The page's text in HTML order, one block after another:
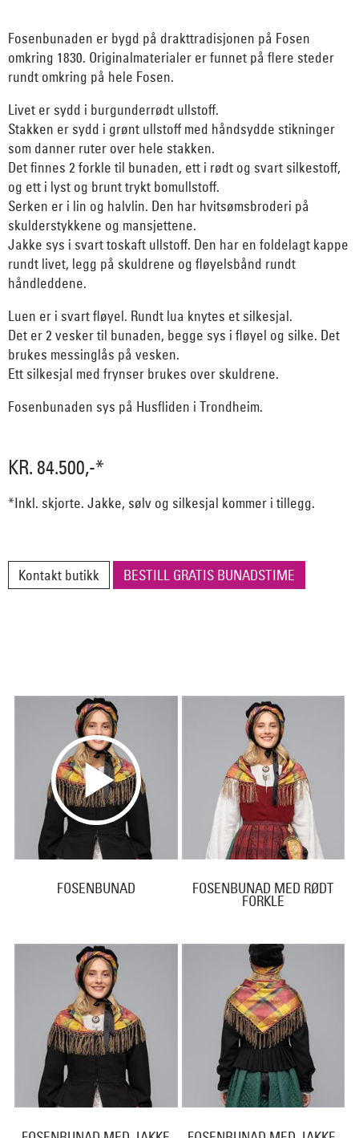
Fosenbunaden er bygd på drakttradisjonen på Fosen
omkring 1830. Originalmaterialer er funnet på flere steder
rundt omkring på hele Fosen.
Livet er sydd i burgunderrødt ullstoff.
Stakken er sydd i grønt ullstoff med håndsydde stikninger
som danner ruter over hele stakken.
Det finnes 2 forkle til bunaden, ett i rødt og svart silkestoff,
og ett i lyst og brunt trykt bomullstoff.
Serken er i lin og halvlin. Den har hvitsømsbroderi på
skulderstykkene og mansjettene.
Jakke sys i svart toskaft ullstoff. Den har en foldelagt kappe
rundt livet, legg på skuldrene og fløyelsbånd rundt
håndleddene.
Luen er i svart fløyel. Rundt lua knytes et silkesjal.
Det er 2 vesker til bunaden, begge sys i fløyel og silke. Det
brukes messinglås på vesken.
Ett silkesjal med frynser brukes over skuldrene.
Fosenbunaden sys på Husfliden i Trondheim.
KR. 84.500,-*
*Inkl. skjorte. Jakke, sølv og silkesjal kommer i tillegg.
Kontakt butikk BESTILL GRATIS BUNADSTIME
FOSENBUNAD FOSENBUNAD MED RØDT
FORKLE